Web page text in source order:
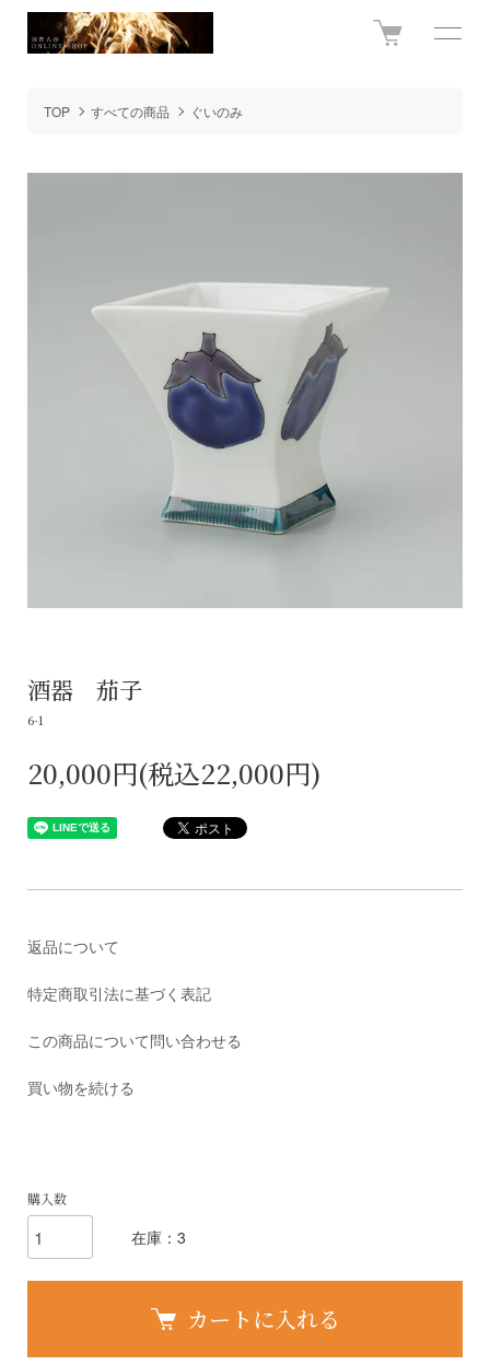
TOP すべての商品 ぐいのみ
酒器 茄子
6-1
20,000円(税込22,000円)
返品について
特定商取引法に基づく表記
この商品について問い合わせる
買い物を続ける
購入数
在庫：3
カートに入れる